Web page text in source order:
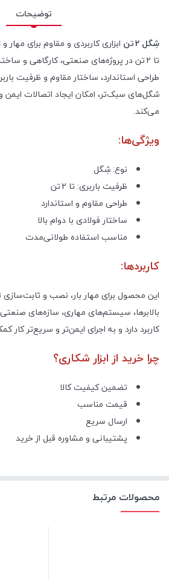
توضیحات
شِگل 2 تن
ابزاری کاربردی و مقاوم برای
تا 2 تن در پروژه‌های صنعتی، کارگاهی و
طراحی استاندارد، ساختار مقاوم و ظرفیت
شگل‌های سبک‌تر، امکان ایجاد اتصالات ایمن و
می‌کند.
ویژگی‌ها:
نوع: شِگل
ظرفیت باربری: تا 2 تن
طراحی مقاوم و استاندارد
ساختار فولادی با دوام بالا
مناسب استفاده طولانی‌مدت
کاربردها:
این محصول برای مهار بار، نصب و ثابت‌سازی
بالابرها، سیستم‌های مهاری، سازه‌های
کاربرد دارد و به اجرای ایمن‌تر و سریع‌تر کار
چرا خرید از ابزار شکاری؟
تضمین کیفیت کالا
قیمت مناسب
ارسال سریع
پشتیبانی و مشاوره قبل از خرید
محصولات مرتبط